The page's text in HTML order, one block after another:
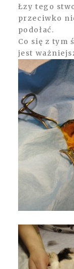
Łzy tego
przeciwko
podołać.
Co się z tym
jest